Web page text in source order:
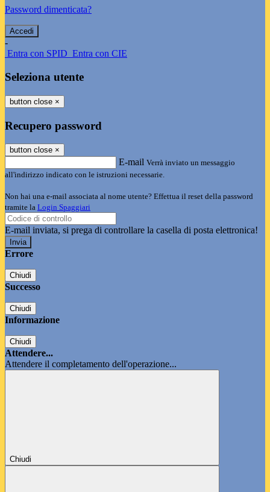
Password dimenticata?
-
Entra con SPID Entra con CIE
Seleziona utente
button close ×
Recupero password
button close ×
E-mail Verrà inviato un messaggio
all'indirizzo indicato con le istruzioni necessarie.
Non hai una e-mail associata al nome utente? Effettua il reset della password
tramite la Login Spaggiari
E-mail inviata, si prega di controllare la casella di posta elettronica!
Errore
Chiudi
Successo
Chiudi
Informazione
Chiudi
Attendere...
Attendere il completamento dell'operazione...
Chiudi